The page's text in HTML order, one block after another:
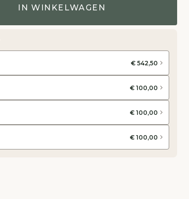
IN WINKELWAGEN
€ 542,50
€ 100,00
€ 100,00
€ 100,00